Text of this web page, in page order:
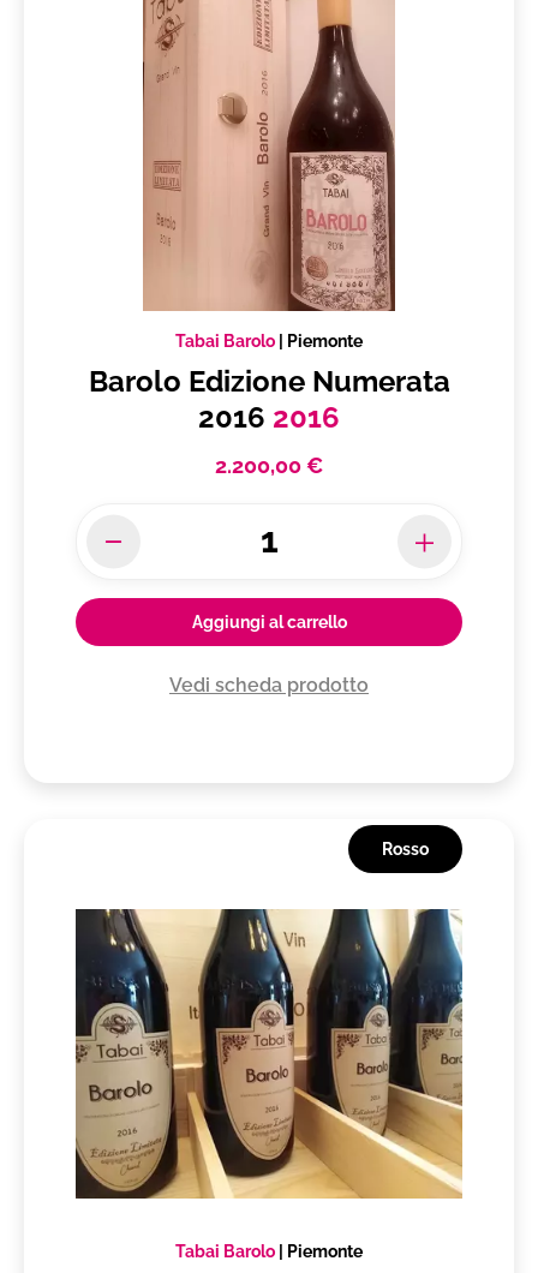
Tabai Barolo Piemonte
Barolo Edizione Numerata
2016 2016
2.200,00 €
Aggiungi al carrello
Vedi scheda prodotto
Rosso
Tabai Barolo Piemonte